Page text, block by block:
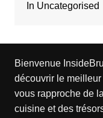
In Uncategorised
Bienvenue
découvrir le
vous rapproche de
cuisine et des